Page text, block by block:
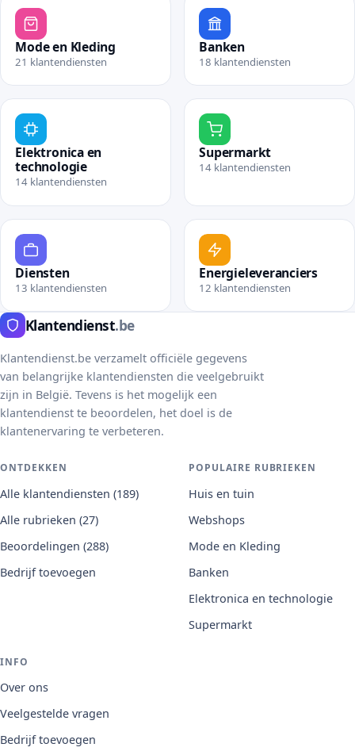
Mode en Kleding
21 klantendiensten
Bekijk rubriek Mode en Kleding
Banken
18 klantendiensten
Elektronica en
technologie
14 klantendiensten
Bekijk rubriek Elektronica en technologie
Supermarkt
14 klantendiensten
Diensten
13 klantendiensten
Energieleveranciers
12 klantendiensten
Bekijk rubriek
Klantendienst.be
Klantendienst.be verzamelt officiële gegevens
van belangrijke klantendiensten die veelgebruikt
zijn in België. Tevens is het mogelijk een
klantendienst te beoordelen, het doel is de
klantenervaring te verbeteren.
ONTDEKKEN
Alle klantendiensten (189)
Alle rubrieken (27)
Beoordelingen (288)
Bedrijf toevoegen
POPULAIRE RUBRIEKEN
Huis en tuin
Webshops
Mode en Kleding
Banken
Elektronica en technologie
Supermarkt
INFO
Over ons
Veelgestelde vragen
Bedrijf toevoegen